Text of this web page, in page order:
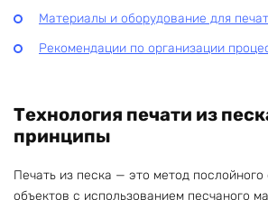
Материалы и оборудование для
Рекомендации по организации
Технология печати из
принципы
Печать из песка — это метод
объектов с использованием песчаного